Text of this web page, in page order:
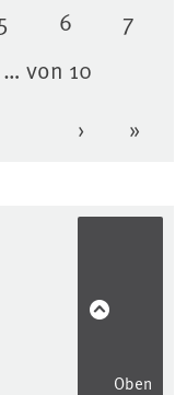
Seite Seite
6 Seite
7
… von 10
Nächste
› »
Oben